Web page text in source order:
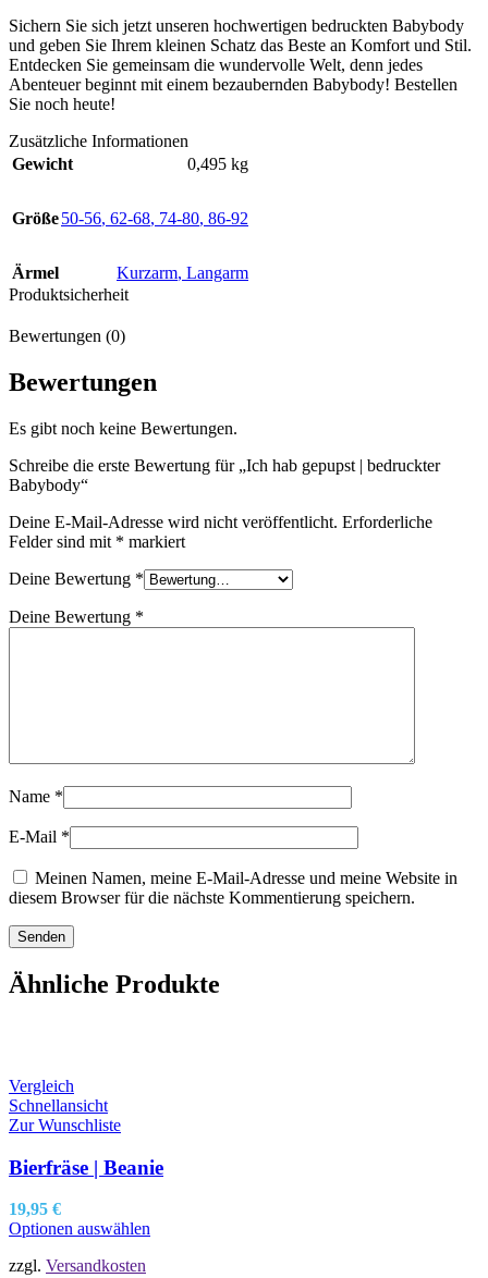
Sichern Sie sich jetzt unseren hochwertigen bedruckten Babybody
und geben Sie Ihrem kleinen Schatz das Beste an Komfort und Stil.
Entdecken Sie gemeinsam die wundervolle Welt, denn jedes
Abenteuer beginnt mit einem bezaubernden Babybody! Bestellen
Sie noch heute!
Zusätzliche Informationen
Gewicht
0,495 kg
Größe50-56, 62-68, 74-80, 86-92
Ärmel Kurzarm, Langarm
Produktsicherheit
Bewertungen (0)
Bewertungen
Es gibt noch keine Bewertungen.
Schreibe die erste Bewertung für „Ich hab gepupst | bedruckter
Babybody“
Deine E-Mail-Adresse wird nicht veröffentlicht. Erforderliche
Felder sind mit * markiert
Deine Bewertung *
Deine Bewertung *
Name *
E-Mail *
Meinen Namen, meine E-Mail-Adresse und meine Website in
diesem Browser für die nächste Kommentierung speichern.
Ähnliche Produkte
Vergleich
Schnellansicht
Zur Wunschliste
Bierfräse | Beanie
19,95 €
Optionen auswählen
zzgl. Versandkosten